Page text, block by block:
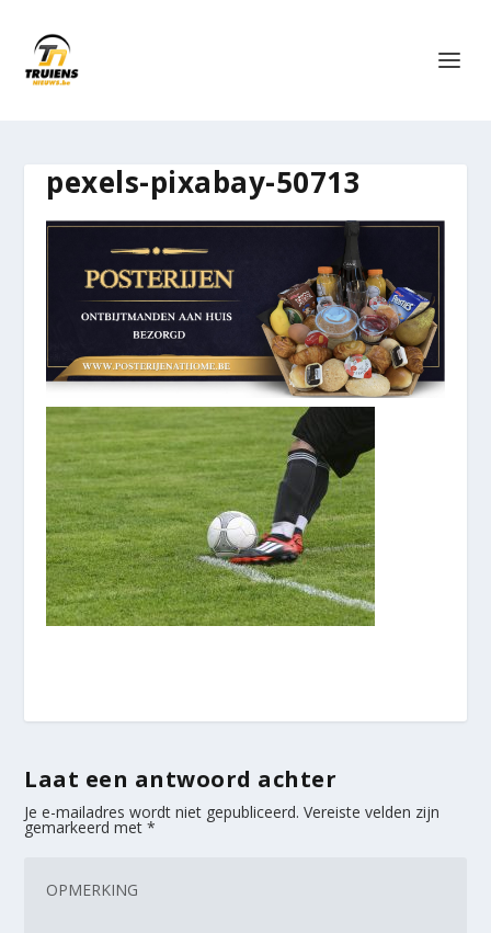
pexels-pixabay-50713
Laat een antwoord achter
Je e-mailadres wordt niet gepubliceerd. Vereiste velden zijn
gemarkeerd met*